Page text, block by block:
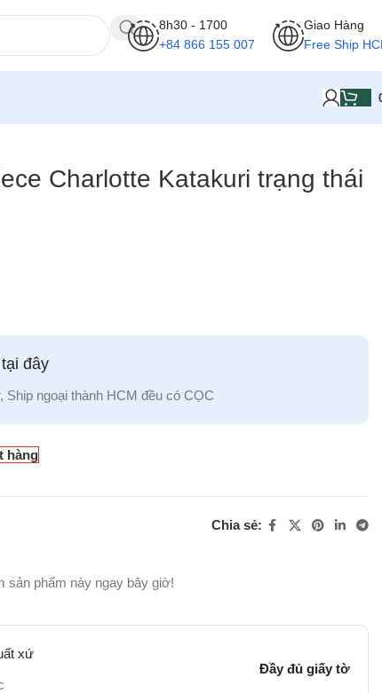
8h30 - 1700
+84 866 155 007
Giao Hàng
Free Ship
Charlotte Katakuri trạng thái
đây
Ship ngoại thành HCM đều có CỌC
hàng
Chia sẻ:
sản phẩm này ngay bây giờ!
xứ
Đầy đủ giấy tờ